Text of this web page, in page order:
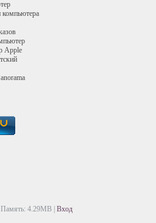
компьютера
Apple
4.29MB Вход